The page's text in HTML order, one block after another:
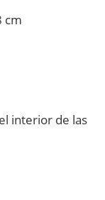
cm
interior de las